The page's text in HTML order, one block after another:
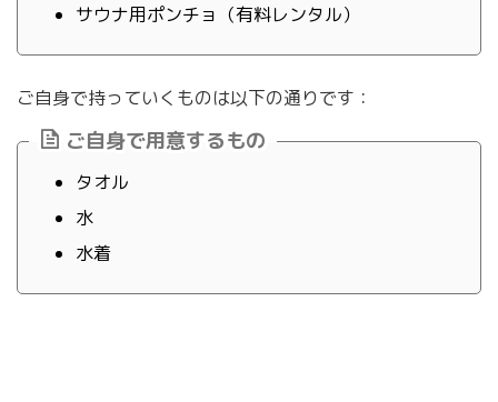
サウナ用ポンチョ（有料レンタル）
ご自身で持っていくものは以下の通りです：
ご自身で用意するもの
タオル
水
水着